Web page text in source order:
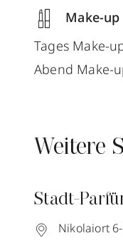
Make-up
Tages Make-
Abend Make-
Weitere
Stadt-
Nikolaiort